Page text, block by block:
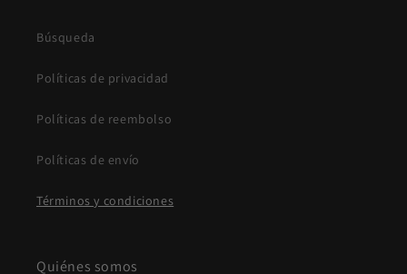
Búsqueda
Políticas de privacidad
Políticas de reembolso
Políticas de envío
Términos y condiciones
Quiénes somos